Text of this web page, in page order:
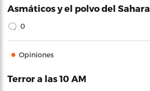
Asmáticos y el polvo del Sahara
0
Opiniones
Terror a las 10 AM